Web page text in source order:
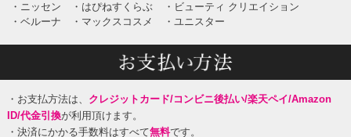
・ニッセン
・はぴねすくらぶ
・ビューティ クリエイション
・ベルーナ
・マックスコスメ ・ユニスター
・お支払方法は、 クレジットカード/コンビニ後払い/楽天ペイ/Amazon
ID/代金引換が利用頂けます。
・決済にかかる手数料はすべて無料です。